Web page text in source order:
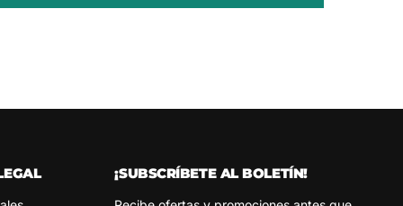
¡SUBSCRÍBETE AL BOLETÍN!